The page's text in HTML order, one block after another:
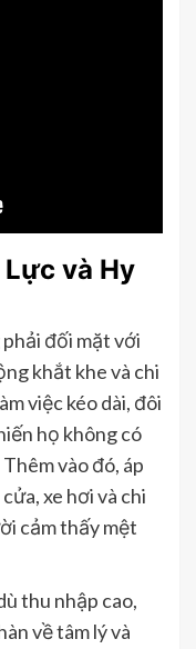
Lực và Hy
đối mặt với
khắt khe và chi
việc kéo dài, đôi
họ không có
vào đó, áp
xe hơi và chi
cảm thấy mệt
thu nhập cao,
về tâm lý và